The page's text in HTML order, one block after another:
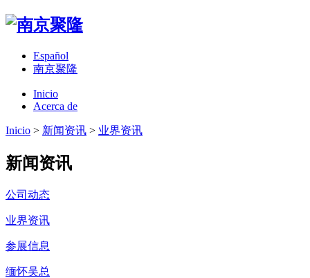
Español
南京聚隆
Inicio
Acerca de
Inicio > 新闻资讯 > 业界资讯
新闻资讯
公司动态
业界资讯
参展信息
缅怀吴总